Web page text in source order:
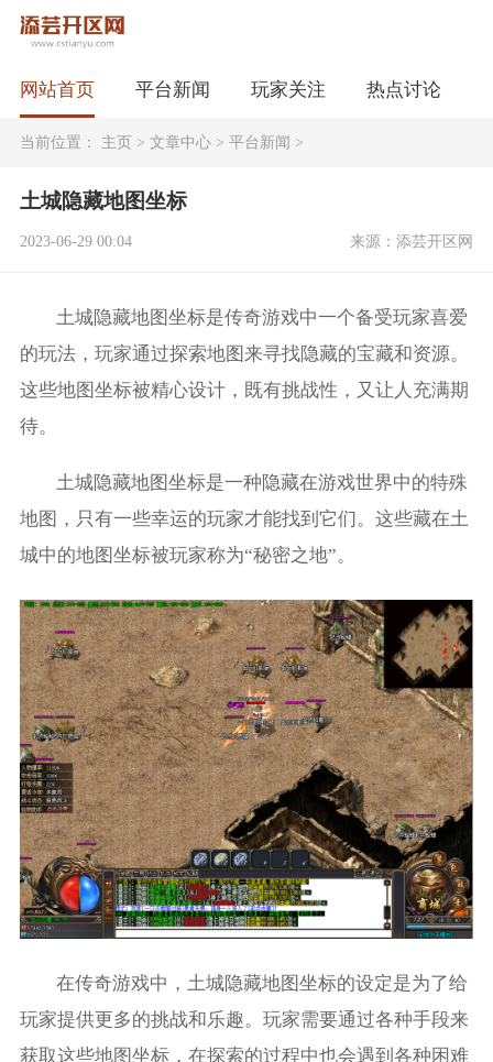
网站首页 平台新闻 玩家关注 热点讨论
当前位置： 主页> 文章中心> 平台新闻 >
土城隐藏地图坐标
2023-06-29 00:04 来源：添芸开区网
土城隐藏地图坐标是传奇游戏中一个备受玩家喜爱
的玩法，玩家通过探索地图来寻找隐藏的宝藏和资源。
这些地图坐标被精心设计，既有挑战性，又让人充满期
待。
土城隐藏地图坐标是一种隐藏在游戏世界中的特殊
地图，只有一些幸运的玩家才能找到它们。这些藏在土
城中的地图坐标被玩家称为“秘密之地”。
在传奇游戏中，土城隐藏地图坐标的设定是为了给
玩家提供更多的挑战和乐趣。玩家需要通过各种手段来
获取这些地图坐标，在探索的过程中也会遇到各种困难